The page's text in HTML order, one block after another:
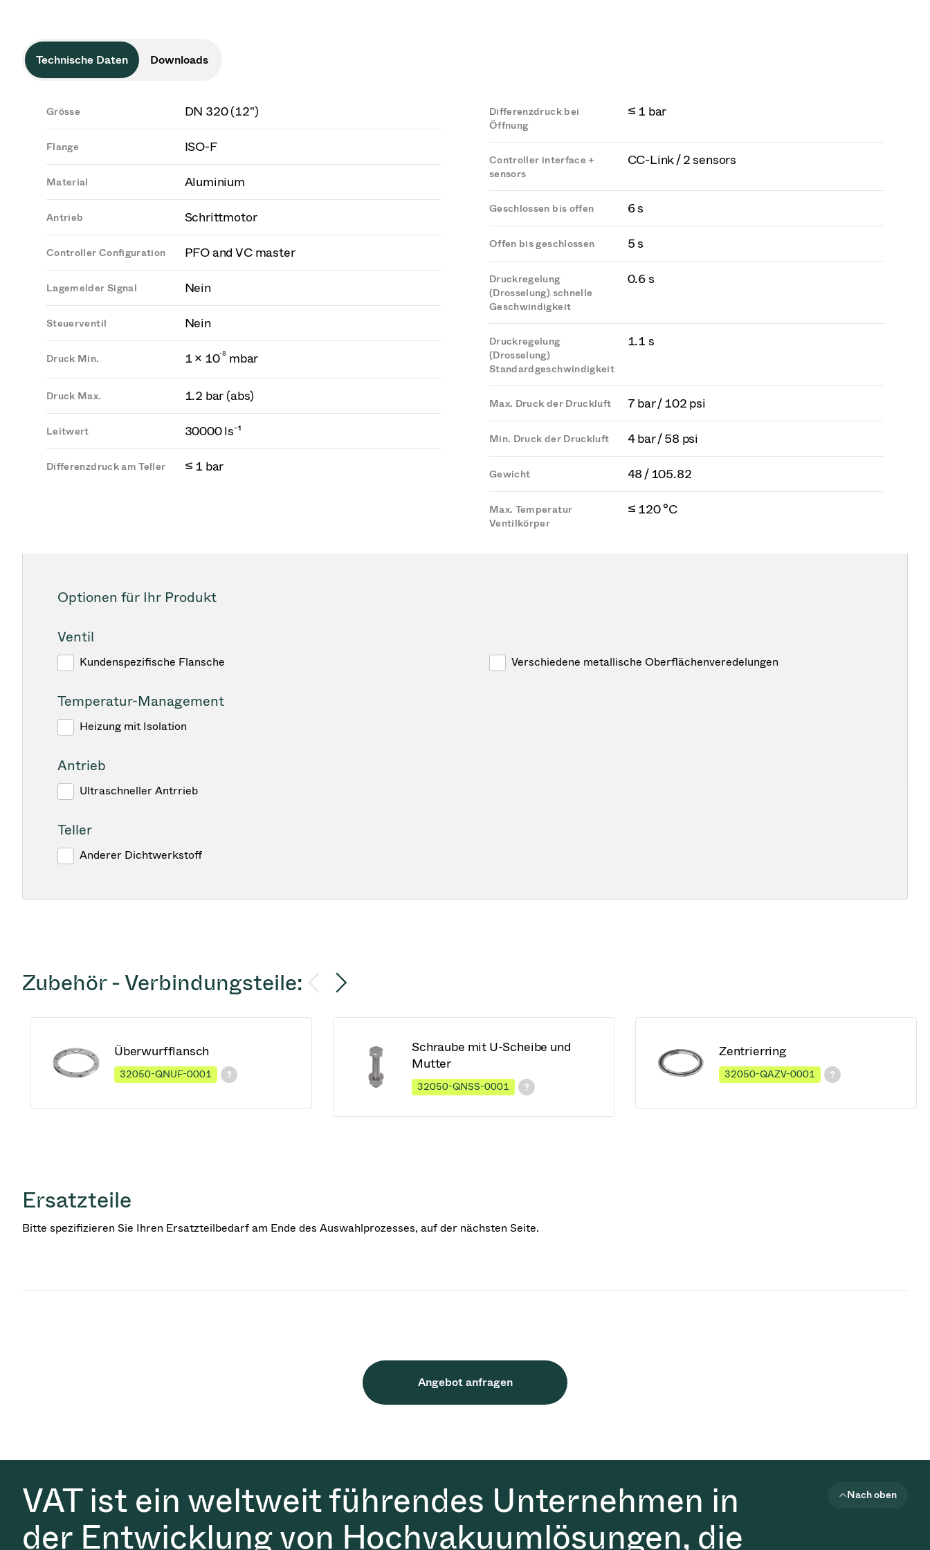
Technische Daten Downloads
Grösse DN 320 (12")
Flange ISO-F
Material Aluminium
Antrieb Schrittmotor
Controller Configuration PFO and VC master
Lagemelder Signal Nein
Steuerventil Nein
Druck Min. 1 × 10-8 mbar
Druck Max. 1.2 bar (abs)
Leitwert 30000 ls⁻¹
Differenzdruck am Teller ≤ 1 bar
Differenzdruck bei
Öffnung
≤ 1 bar
Controller interface +
sensors
CC-Link / 2 sensors
Geschlossen bis offen 6 s
Offen bis geschlossen 5 s
Druckregelung
(Drosselung) schnelle
Geschwindigkeit
0.6 s
Druckregelung
(Drosselung)
Standardgeschwindigkeit
1.1 s
Max. Druck der Druckluft 7 bar / 102 psi
Min. Druck der Druckluft 4 bar / 58 psi
Gewicht 48 / 105.82
Max. Temperatur
Ventilkörper
≤ 120 °C
Optionen für Ihr Produkt
Ventil
Kundenspezifische Flansche Verschiedene metallische Oberflächenveredelungen
Temperatur-Management
Heizung mit Isolation
Antrieb
Ultraschneller Antrrieb
Teller
Anderer Dichtwerkstoff
Zubehör - Verbindungsteile:
Überwurfflansch
32050-QNUF-0001
Schraube mit U-Scheibe und
Mutter
32050-QNSS-0001
Zentrierring
32050-QAZV-0001
Ersatzteile
Bitte spezifizieren Sie Ihren Ersatzteilbedarf am Ende des Auswahlprozesses, auf der nächsten Seite.
Angebot anfragen
VAT ist ein weltweit führendes Unternehmen in
der Entwicklung von Hochvakuumlösungen, die
Nach oben